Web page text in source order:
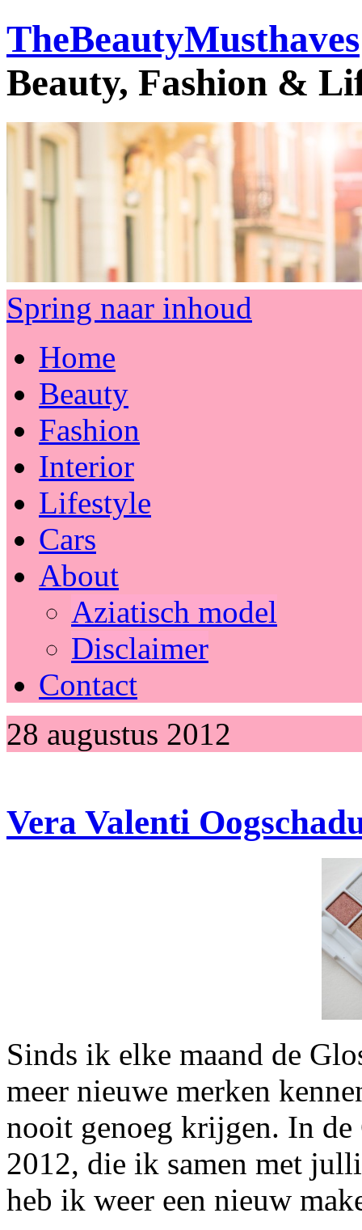
TheBeautyMusthaves
Beauty, Fashion &
Spring naar inhoud
Home
Beauty
Fashion
Interior
Lifestyle
Cars
About
Aziatisch model
Disclaimer
Contact
28 augustus 2012
Vera Valenti
Sinds ik elke maand de
meer nieuwe merken
nooit genoeg krijgen. In de
2012, die ik samen met
heb ik weer een nieuw